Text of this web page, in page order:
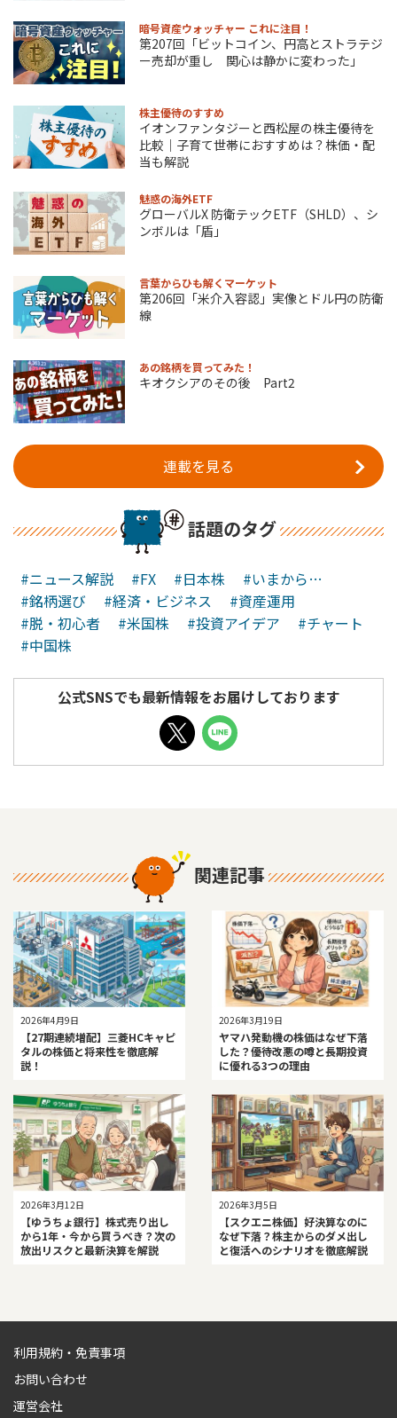
暗号資産ウォッチャー これに注目！
第207回「ビットコイン、円高とストラテジ
ー売却が重し 関心は静かに変わった」
株主優待のすすめ
イオンファンタジーと西松屋の株主優待を
比較｜子育て世帯におすすめは？株価・配
当も解説
魅惑の海外ETF
グローバルX 防衛テックETF（SHLD）、シ
ンボルは「盾」
言葉からひも解くマーケット
第206回「米介入容認」実像とドル円の防衛
線
あの銘柄を買ってみた！
キオクシアのその後 Part2
連載を見る
話題のタグ
#ニュース解説 #FX #日本株
#いまから…
#銘柄選び
#経済・ビジネス
#資産運用
#脱・初心者
#米国株 #投資アイデア
#チャート
#中国株
公式SNSでも最新情報をお届けしております
関連記事
2026年4月9日
【27期連続増配】三菱HCキャピ
タルの株価と将来性を徹底解
説！
2026年3月19日
ヤマハ発動機の株価はなぜ下落
した？優待改悪の噂と長期投資
に優れる3つの理由
2026年3月12日
【ゆうちょ銀行】株式売り出し
から1年・今から買うべき？次の
放出リスクと最新決算を解説
2026年3月5日
【スクエニ株価】好決算なのに
なぜ下落？株主からのダメ出し
と復活へのシナリオを徹底解説
利用規約・免責事項
お問い合わせ
運営会社